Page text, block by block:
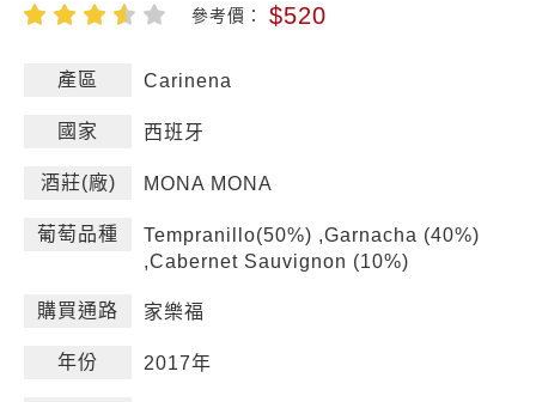
參考價： $520
產區 Carinena
國家 西班牙
酒莊(廠) MONA MONA
葡萄品種
Tempranillo(50%) ,Garnacha (40%)
,Cabernet Sauvignon (10%)
購買通路 家樂福
年份 2017年